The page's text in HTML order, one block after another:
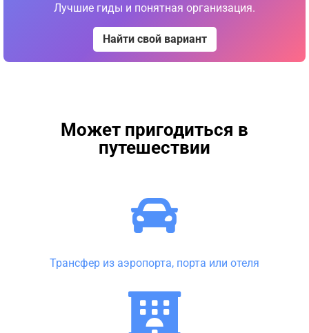
Лучшие гиды и понятная организация.
Найти свой вариант
Может пригодиться в
путешествии
Трансфер из аэропорта, порта или отеля